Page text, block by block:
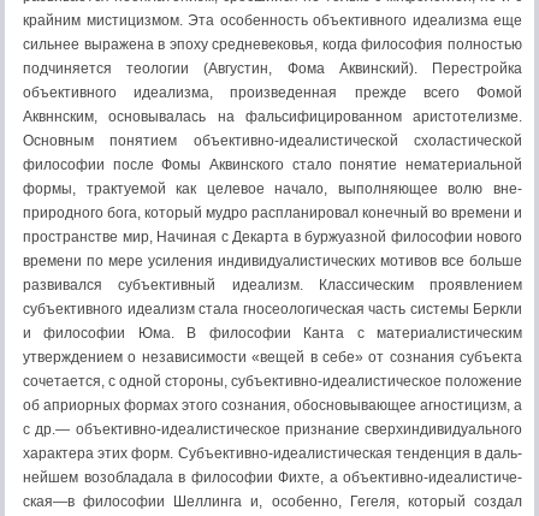
крайним мистициз­мом. Эта особенность объективного идеализма еще
сильнее выражена в эпоху сред­невековья, когда философия полностью
подчиняется теологии (Августин, Фома Аквинский). Перестройка
объективного идеализма, произведенная прежде всего Фо­мой
Аквннским, основывалась на фаль­сифицированном аристотелизме.
Основным понятием объективно-идеалистической схоластической
философии после Фомы Аквинского стало понятие нематери­альной
формы, трактуемой как целе­вое начало, выполняющее волю вне-
природного бога, который мудро распла­нировал конечный во времени и
про­странстве мир, Начиная с Декарта в буржуазной философии нового
времени по мере усиления индивидуалистиче­ских мотивов все больше
развивался субъективный идеализм. Классическим прояв­лением
субъективного идеализм стала гно­сеологическая часть системы Беркли
и философии Юма. В философии Канта с материалистическим
утверждением о независимости «вещей в себе» от соз­нания субъекта
сочетается, с одной стороны, субъективно-идеалистическое положение
об априорных формах этого сознания, обосновывающее агности­цизм, а
с др.— объективно-идеалисти­ческое признание сверхиндивидуаль­ного
характера этих форм. Субъектив­но-идеалистическая тенденция в даль­
нейшем возобладала в философии Фихте, а объективно-идеалистиче­
ская—в философии Шеллинга и, осо­бенно, Гегеля, который создал